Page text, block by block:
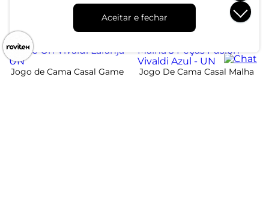
Aceitar e fechar
R$ 79,99
ou 2x de R$ 39,99 sem juros
R$ 169,99
ou 5x de R$ 33,99 sem juros
-11%
Jogo de Cama Casal Game
Jogo De Cama Casal Malha